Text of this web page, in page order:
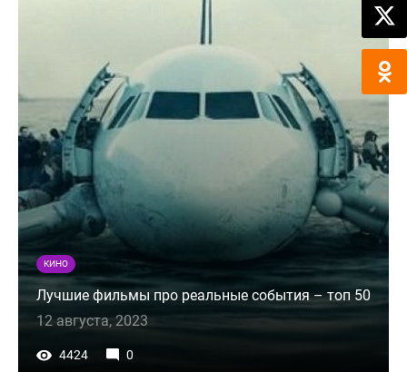
КИНО
Лучшие фильмы про реальные события – топ 50
12 августа, 2023
4424 0